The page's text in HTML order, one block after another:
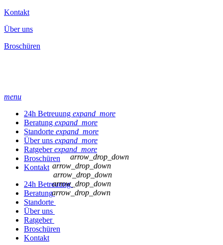
Kontakt
Über uns
Broschüren
menu
24h Betreuung expand_more
Beratung expand_more
Standorte expand_more
Über uns expand_more
Ratgeberexpand_more
Broschüren
Kontakt
24h Betreuung
arrow_drop_down
Beratung
arrow_drop_down
Standorte
arrow_drop_down
Über uns
arrow_drop_down
Ratgeber
arrow_drop_down
Broschüren
Kontakt